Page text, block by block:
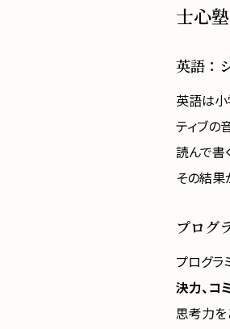
士心
英語：
英語は小
ティブの
読んで書
その結果
プログ
プログラ
決力、コ
思考力を